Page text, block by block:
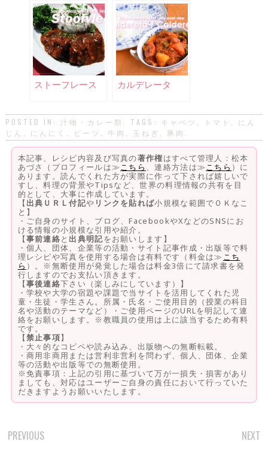
ストーフレース カルデレータ
POSTED IN: 汁物・カレー類 . TAGS: キャベツ トマト
にん
じん
にんにく ビーツ 牛肉 玉ねぎ 豚肉
本記事、レシピ内容及び写真の著作権はすべて管理人：松本
あづさ（プロフィールは≫こちら 、連絡方法は≫こちら ）に
あります。読んでくれた方が実際に作って下されば嬉しいで
すし、料理の背景やTipsなど、世界の料理情報の共有を目
的として、大事に作成しています。
【 出典ＵＲＬ付記や リンクを貼れば小規模な範囲でＯＫなこ
と】
・ご自身のサイト、ブログ、FacebookやXなどのSNSにお
ける情報の小規模な引用や紹介。
【事前連絡と 出典明記をお願いします】
・個人、団体、企業等の活動・サイト記事作成・出版等で料
理レシピや写真を使用する場合は有料です（料金は≫ こち
ら ）。※無断使用が発覚した場合は料金3倍にて請求書を発
行しますのでお支払い頂きます。
【事後連絡下さい（楽しみにしています）】
・学校や大学の宿題や課題で当サイトを活用してくれた児
童・生徒・学生さん。所属・氏名・ご使用目的（授業の科目
名や活動のテーマなど）・ご使用ページのURLを明記して連
絡をお願いします。※教職員の使用は上に該当するため有料
です。
【禁止事項】
・大々的なコピペや読み込み、出版物への無断転載。
・商用非商用または営利非営利を問わず、個人、団体、企業
等の活動や出版等での無断使用。
※免責事項：上記の引用に基づいて万が一損失・損害があり
ましても、対応はユーザーご自身の責任において行っていた
だきますようお願いいたします。
POST
PREVIOUS NEXT